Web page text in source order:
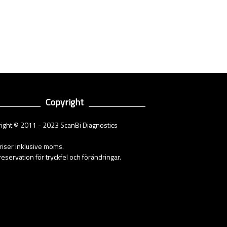
Copyright
© 2011 - 2023 ScanBi Diagnostics
inklusive moms.
för tryckfel och förändringar.